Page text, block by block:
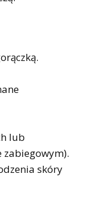
lub
zabiegowym).
skóry